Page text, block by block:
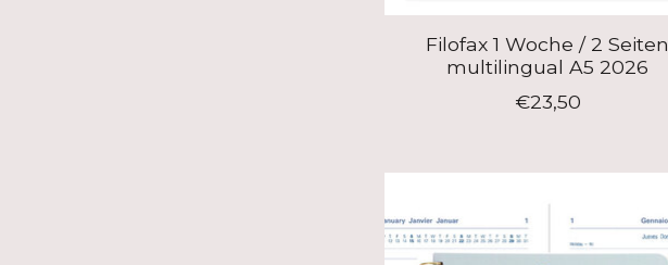
Filofax 1 Woche / 2 Seiten
multilingual A5 2026
€23,50